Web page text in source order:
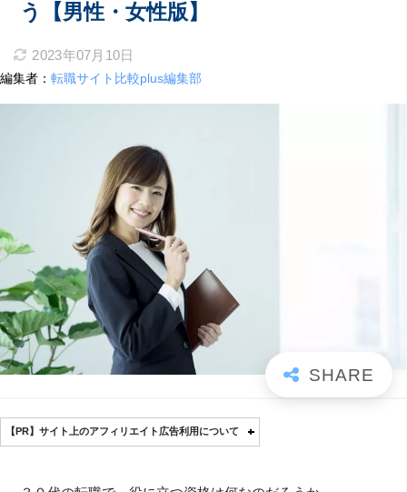
う【男性・女性版】
2023年07月10日
編集者： 転職サイト比較plus編集部
【PR】サイト上のアフィリエイト広告利用について